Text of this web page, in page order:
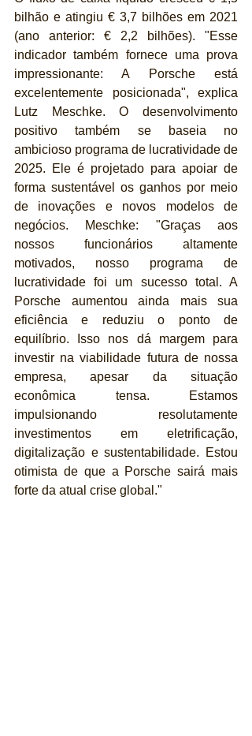
bilhão e atingiu € 3,7 bilhões em 2021
(ano anterior: € 2,2 bilhões). "Esse
indicador também fornece uma prova
impressionante: A Porsche está
excelentemente posicionada", explica
Lutz Meschke. O desenvolvimento
positivo também se baseia no
ambicioso programa de lucratividade de
2025. Ele é projetado para apoiar de
forma sustentável os ganhos por meio
de inovações e novos modelos de
negócios. Meschke: "Graças aos
nossos funcionários altamente
motivados, nosso programa de
lucratividade foi um sucesso total. A
Porsche aumentou ainda mais sua
eficiência e reduziu o ponto de
equilíbrio. Isso nos dá margem para
investir na viabilidade futura de nossa
empresa, apesar da situação
econômica tensa. Estamos
impulsionando resolutamente
investimentos em eletrificação,
digitalização e sustentabilidade. Estou
otimista de que a Porsche sairá mais
forte da atual crise global."